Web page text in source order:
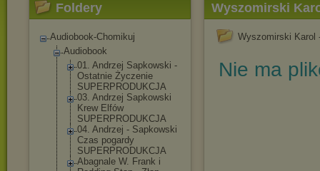
Foldery
Audiobook-Chomikuj
Audiobook
01. Andrzej Sapkowski -
Ostatnie Życzenie
SUPERPRODUKCJA
03. Andrzej Sapkowski
Krew Elfów
SUPERPRODUKCJA
04. Andrzej - Sapkowski
Czas pogardy
SUPERPRODUKCJA
Abagnale W. Frank i
Wyszomirski
Wyszomirski Karol
Nie ma